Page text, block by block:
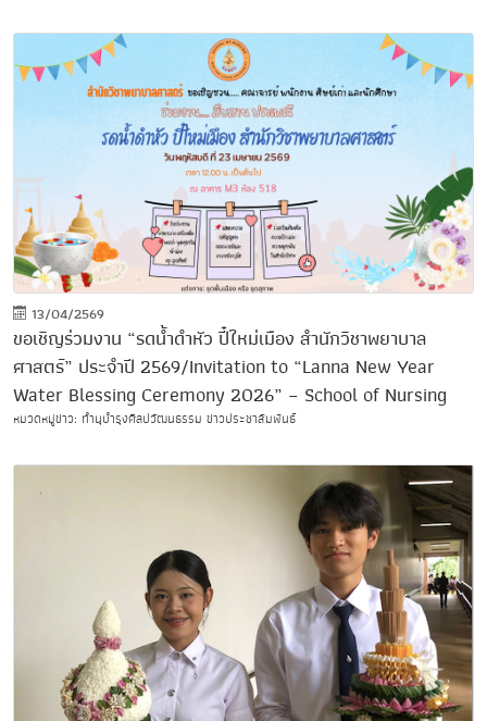
13/04/2569
ขอเชิญร่วมงาน “รดน้ำดำหัว ปี๋ใหม่เมือง สำนักวิชาพยาบาล
ศาสตร์” ประจำปี 2569/Invitation to “Lanna New Year
Water Blessing Ceremony 2026” – School of Nursing
หมวดหมู่ข่าว: ทำนุบำรุงศิลปวัฒนธรรม ข่าวประชาสัมพันธ์